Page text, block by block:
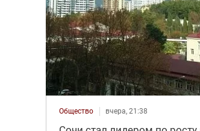
Общество вчера, 21:38